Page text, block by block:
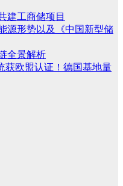
建工商储项目
源形势以及《中国新型储
全景解析
获欧盟认证！德国基地量